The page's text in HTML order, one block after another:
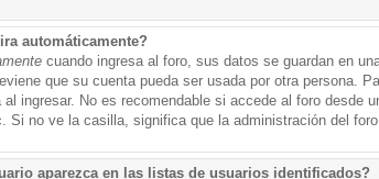
automáticamente?
cuando ingresa al foro, sus datos se guardan en
que su cuenta pueda ser usada por otra persona.
ingresar. No es recomendable si accede al foro desde
Si no ve la casilla, significa que la administración del
aparezca en las listas de usuarios identificados?